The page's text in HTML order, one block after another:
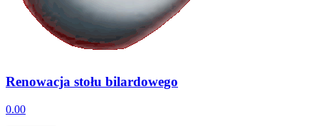
Renowacja stołu bilardowego
0.00